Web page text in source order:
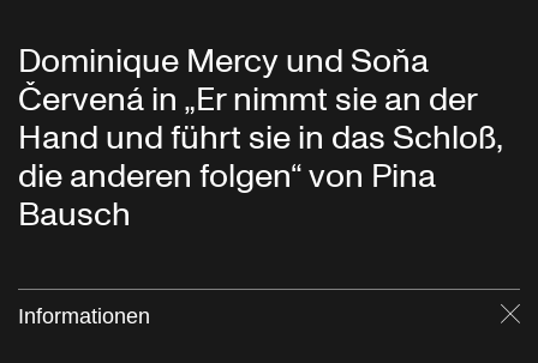
Dominique Mercy und Soňa
Červená in „Er nimmt sie an der
Hand und führt sie in das Schloß,
die anderen folgen“ von Pina
Bausch
Informationen